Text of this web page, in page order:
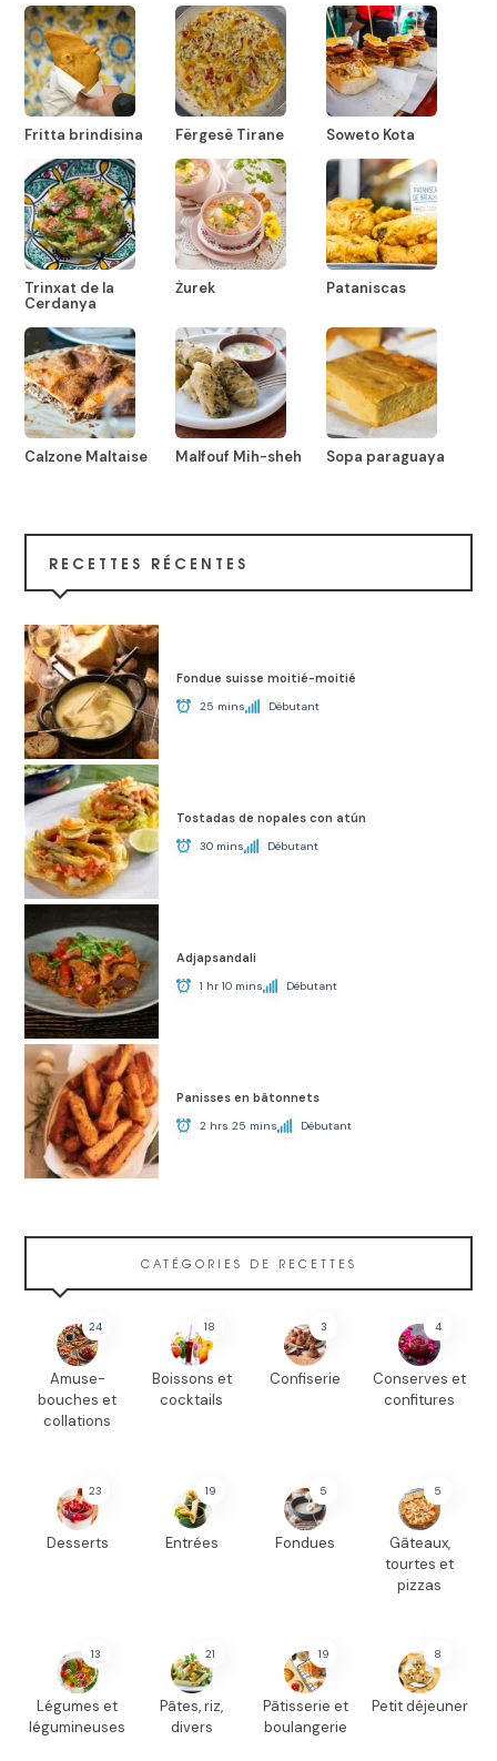
Fritta brindisina Fërgesë Tirane Soweto Kota
Trinxat de la
Cerdanya
Żurek Pataniscas
Calzone Maltaise Malfouf Mih-sheh Sopa paraguaya
RECETTES RÉCENTES
Fondue suisse moitié-moitié
25 mins Débutant
Tostadas de nopales con atún
30 mins Débutant
Adjapsandali
1 hr 10 mins Débutant
Panisses en bâtonnets
2 hrs 25 mins Débutant
CATÉGORIES DE RECETTES
24
Amuse-
bouches et
collations
18
Boissons et
cocktails
3
Confiserie
4
Conserves et
confitures
23
Desserts
19
Entrées
5
Fondues
5
Gâteaux,
tourtes et
pizzas
13
Légumes et
légumineuses
21
Pâtes, riz,
divers
19
Pâtisserie et
boulangerie
8
Petit déjeuner